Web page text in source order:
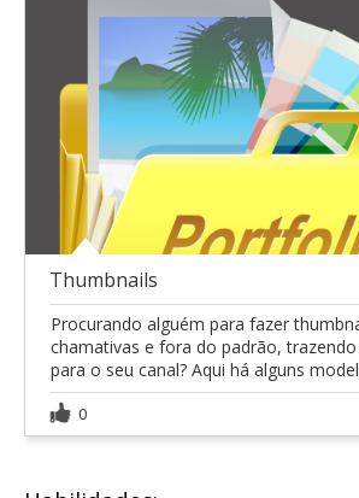
Thumbnails
Procurando alguém para fazer
chamativas e fora do padrão,
para o seu canal? Aqui há alguns
0